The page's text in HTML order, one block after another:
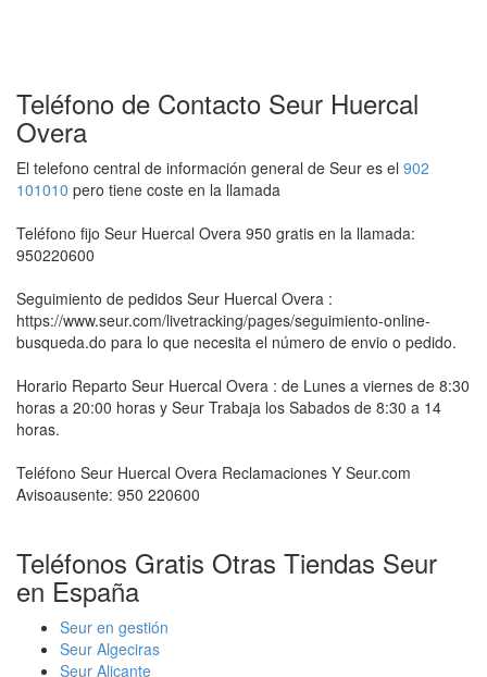
Teléfono de Contacto Seur Huercal
Overa
El telefono central de información general de Seur es el 902
101010 pero tiene coste en la llamada
Teléfono fijo Seur Huercal Overa 950 gratis en la llamada:
950220600
Seguimiento de pedidos Seur Huercal Overa :
https://www.seur.com/livetracking/pages/seguimiento-online-
busqueda.do para lo que necesita el número de envio o pedido.
Horario Reparto Seur Huercal Overa : de Lunes a viernes de 8:30
horas a 20:00 horas y Seur Trabaja los Sabados de 8:30 a 14
horas.
Teléfono Seur Huercal Overa Reclamaciones Y Seur.com
Avisoausente: 950 220600
Teléfonos Gratis Otras Tiendas Seur
en España
Seur en gestión
Seur Algeciras
Seur Alicante